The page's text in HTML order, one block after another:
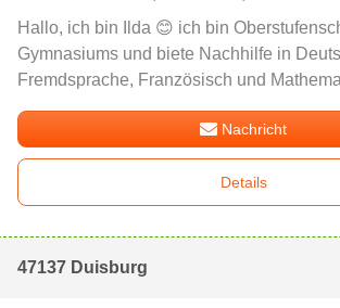
Hallo, ich bin Ilda 😊 ich bin
Gymnasiums und biete Nachhilfe in
Fremdsprache, Französisch und
Nachricht
Details
47137 Duisburg